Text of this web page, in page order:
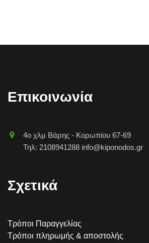
Επικοινωνία
4o χλμ Βάρης - Κορωπίου 67-69
Τηλ: 2108941288 info@kiponodos.gr
Σχετικά
Τρόποι Παραγγελίας
Τρόποι πληρωμής & αποστολής